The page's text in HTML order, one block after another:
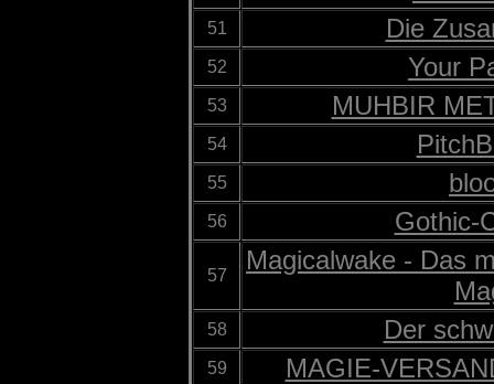
51 Die
52 Your
53 MUHBIR
54
55
56 Gothic-
57
Magicalwake - Das
58 Der
59 MAGIE-